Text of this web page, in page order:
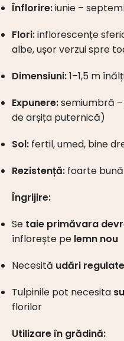
Înflorire:iunie –
Flori:inflorescențe
albe, ușor verzui spre
Dimensiuni:1–1,5 m
Expunere:semiumbră
de arșița puternică)
Sol: fertil, umed, bine
Rezistență: foarte
Îngrijire:
Se taie primăvara
înflorește pe lemn nou
Necesită udări regulate
Tulpinile pot necesita
florilor
Utilizare în grădină: